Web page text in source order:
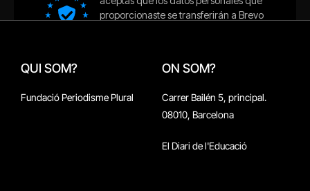
QUI SOM?
Fundació Periodisme Plural
ON SOM?
Carrer Bailén 5, principal.
08010, Barcelona
El Diari de l'Educació